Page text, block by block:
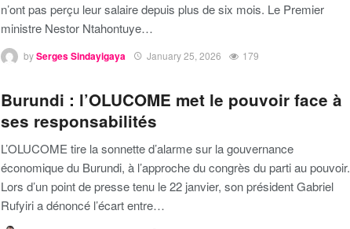
n’ont pas perçu leur salaire depuis plus de six mois. Le Premier
ministre Nestor Ntahontuye…
bySerges Sindayigaya January 25, 2026 179
Burundi : l’OLUCOME met le pouvoir face à
ses responsabilités
L’OLUCOME tire la sonnette d’alarme sur la gouvernance
économique du Burundi, à l’approche du congrès du parti au pouvoir.
Lors d’un point de presse tenu le 22 janvier, son président Gabriel
Rufyiri a dénoncé l’écart entre…